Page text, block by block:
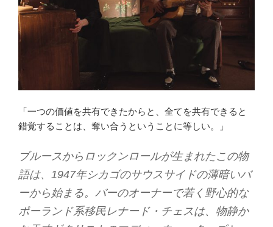
「一つの価値を共有できたからと、全てを共有できると
錯覚することは、奪い合うということに等しい。」
ブルースからロックンロールが生まれたこの物
語は、1947年シカゴのサウスサイドの薄暗いバ
ーから始まる。バーのオーナーで若く野心的な
ポーランド系移民レナード・チェスは、物静か